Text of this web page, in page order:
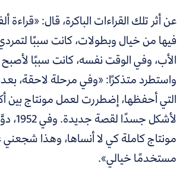
عن أثر تلك القراءات الباكرة، قال: «قراءة
فيها من خيال وبطولات، كانت سببًا
الأب، وفي الوقت نفسه، كانت سببًا لأصبح
واستطرد متذكرًا: «وفي مرحلة لاحقة،
التي أحفظها، إضطررت لعمل مونتاج بين
لأشكل
مونتاج كاملة كي لا أنساها، وهذا شجعني
مستخدمًا خيالي».